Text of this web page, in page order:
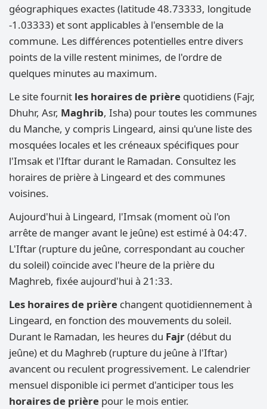
géographiques exactes (latitude 48.73333, longitude
-1.03333) et sont applicables à l'ensemble de la
commune. Les différences potentielles entre divers
points de la ville restent minimes, de l'ordre de
quelques minutes au maximum.
Le site fournit les horaires de prière quotidiens (Fajr,
Dhuhr, Asr, Maghrib, Isha) pour toutes les communes
du Manche, y compris Lingeard, ainsi qu'une liste des
mosquées locales et les créneaux spécifiques pour
l'Imsak et l'Iftar durant le Ramadan. Consultez les
horaires de prière à Lingeard et des communes
voisines.
Aujourd'hui à Lingeard, l'Imsak (moment où l'on
arrête de manger avant le jeûne) est estimé à 04:47.
L'Iftar (rupture du jeûne, correspondant au coucher
du soleil) coïncide avec l'heure de la prière du
Maghreb, fixée aujourd'hui à 21:33.
Les horaires de prière changent quotidiennement à
Lingeard, en fonction des mouvements du soleil.
Durant le Ramadan, les heures du Fajr(début du
jeûne) et du Maghreb (rupture du jeûne à l'Iftar)
avancent ou reculent progressivement. Le calendrier
mensuel disponible ici permet d'anticiper tous les
horaires de prière pour le mois entier.